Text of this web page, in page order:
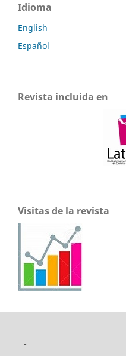
Idioma
English
Español
Revista incluida en
Visitas de la revista
-